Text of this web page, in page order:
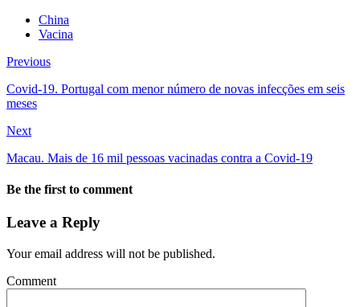
China
Vacina
Previous
Covid-19. Portugal com menor número de novas infecções em seis
meses
Next
Macau. Mais de 16 mil pessoas vacinadas contra a Covid-19
Be the first to comment
Leave a Reply
Your email address will not be published.
Comment